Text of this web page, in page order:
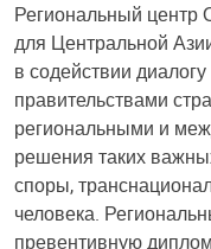
Региональный
для Центральной
в содействии
правительствами
региональными и
решения таких
споры,
человека.
превентивную